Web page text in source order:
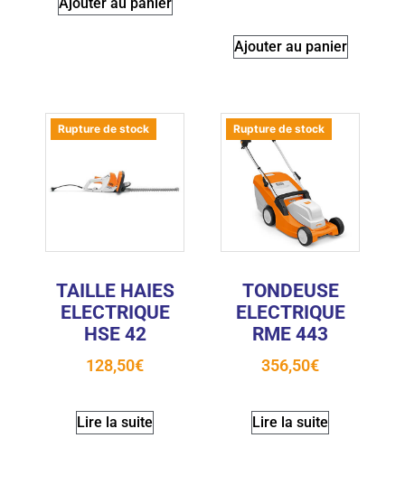
Ajouter au panier
Rupture de stock
TAILLE HAIES
ELECTRIQUE
HSE 42
128,50€
Lire la suite
Rupture de stock
TONDEUSE
ELECTRIQUE
RME 443
356,50€
Lire la suite